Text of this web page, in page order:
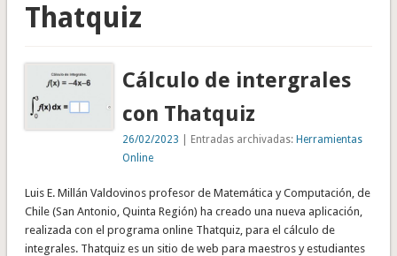
Thatquiz
Cálculo de intergrales
con Thatquiz
26/02/2023 | Entradas archivadas:Herramientas
Online
Luis E. Millán Valdovinos profesor de Matemática y Computación, de
Chile (San Antonio, Quinta Región) ha creado una nueva aplicación,
realizada con el programa online Thatquiz, para el cálculo de
integrales. Thatquiz es un sitio de web para maestros y estudiantes